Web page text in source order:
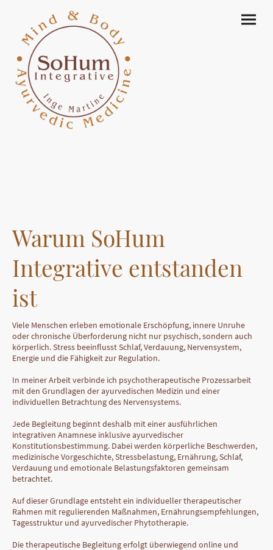
Viele Menschen erleben emotionale Erschöpfung, innere Unruhe
oder chronische Überforderung nicht nur psychisch, sondern auch
körperlich. Stress beeinflusst Schlaf, Verdauung, Nervensystem,
Energie und die Fähigkeit zur Regulation.
In meiner Arbeit verbinde ich psychotherapeutische Prozessarbeit
mit den Grundlagen der ayurvedischen Medizin und einer
individuellen Betrachtung des Nervensystems.
Jede Begleitung beginnt deshalb mit einer ausführlichen
integrativen Anamnese inklusive ayurvedischer
Konstitutionsbestimmung. Dabei werden körperliche Beschwerden,
medizinische Vorgeschichte, Stressbelastung, Ernährung, Schlaf,
Verdauung und emotionale Belastungsfaktoren gemeinsam
betrachtet.
Auf dieser Grundlage entsteht ein individueller therapeutischer
Rahmen mit regulierenden Maßnahmen, Ernährungsempfehlungen,
Tagesstruktur und ayurvedischer Phytotherapie.
Die therapeutische Begleitung erfolgt überwiegend online und
Warum SoHum
Integrative entstanden
ist